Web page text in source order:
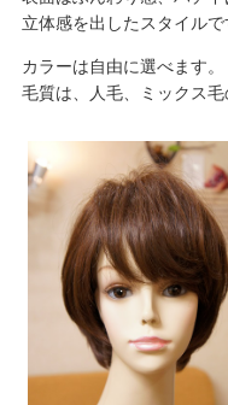
立体感を出したスタイルで
カラーは自由に選べます。
毛質は、人毛、ミックス毛